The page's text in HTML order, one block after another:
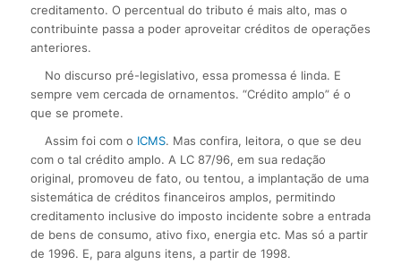
creditamento. O percentual do tributo é mais alto, mas o
contribuinte passa a poder aproveitar créditos de operações
anteriores.
No discurso pré-legislativo, essa promessa é linda. E
sempre vem cercada de ornamentos. “Crédito amplo” é o
que se promete.
Assim foi com o ICMS. Mas confira, leitora, o que se deu
com o tal crédito amplo. A LC 87/96, em sua redação
original, promoveu de fato, ou tentou, a implantação de uma
sistemática de créditos financeiros amplos, permitindo
creditamento inclusive do imposto incidente sobre a entrada
de bens de consumo, ativo fixo, energia etc. Mas só a partir
de 1996. E, para alguns itens, a partir de 1998.